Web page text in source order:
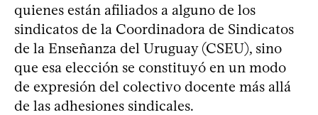
quienes están afiliados a alguno de los
sindicatos de la Coordinadora de Sindicatos
de la Enseñanza del Uruguay (CSEU), sino
que esa elección se constituyó en un modo
de expresión del colectivo docente más allá
de las adhesiones sindicales.